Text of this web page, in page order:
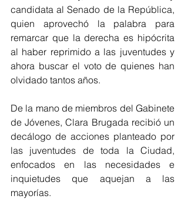
candidata al Senado de la República,
quien aprovechó la palabra para
remarcar que la derecha es hipócrita
al haber reprimido a las juventudes y
ahora buscar el voto de quienes han
olvidado tantos años.
De la mano de miembros del Gabinete
de Jóvenes, Clara Brugada recibió un
decálogo de acciones planteado por
las juventudes de toda la Ciudad,
enfocados en las necesidades e
inquietudes que aquejan a las
mayorías.